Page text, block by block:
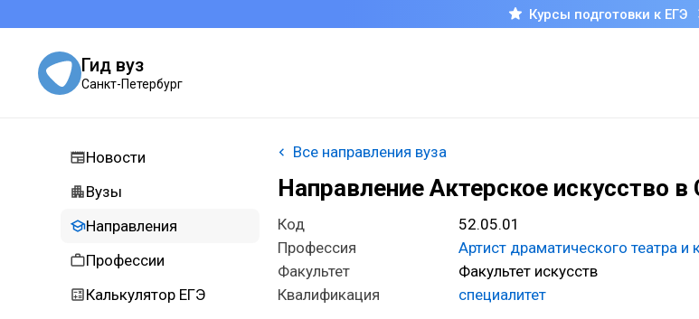
Курсы подготовки к ЕГЭ
Гид вуз
Санкт-Петербург
Новости
Вузы
Направления
Профессии
Калькулятор ЕГЭ
Все направления вуза
Направление Актерское искусство
Код
52.05.01
Профессия
Артист драматического театра и
Факультет
Факультет искусств
Квалификация
специалитет